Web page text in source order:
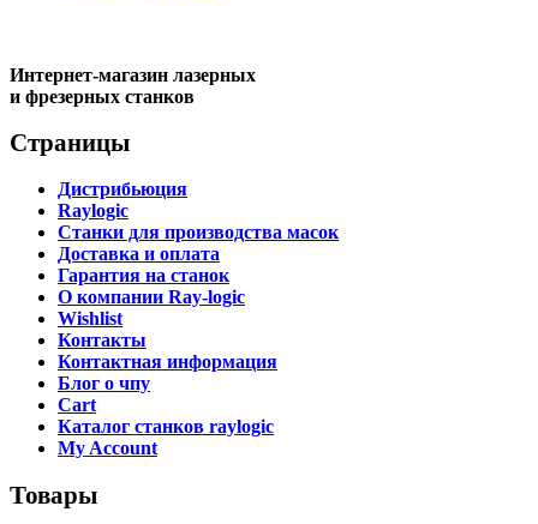
Интернет-магазин лазерных
и фрезерных станков
Страницы
Дистрибьюция
Raylogic
Станки для производства масок
Доставка и оплата
Гарантия на станок
О компании Ray-logic
Wishlist
Контакты
Контактная информация
Блог о чпу
Cart
Каталог станков raylogic
My Account
Товары